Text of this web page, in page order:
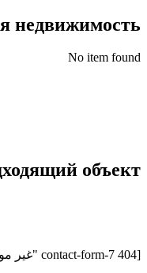
недвижимость
No item found
объект?
[contact-form-7 404 "غير موجود"]